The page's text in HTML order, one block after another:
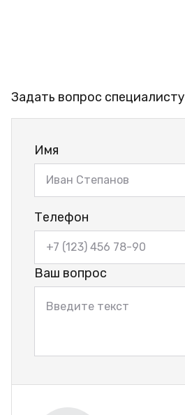
Задать вопрос специалисту
Имя
Телефон
Ваш вопрос